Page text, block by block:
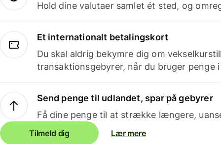
Hold dine valutaer samlet ét sted, og
Et internationalt betalingskort
Du skal aldrig bekymre dig om
transaktionsgebyrer, når du bruger penge
Send penge til udlandet, spar på gebyrer
Få dine penge til at strække længere,
Tilmeld dig Lær mere